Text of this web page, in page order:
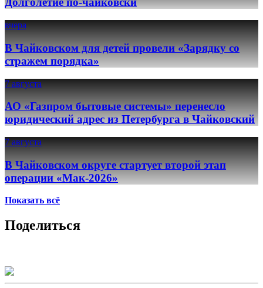
вчера
В Чайковском для детей провели «Зарядку со
стражем порядка»
7 августа
АО «Газпром бытовые системы» перенесло
юридический адрес из Петербурга в Чайковский
7 августа
В Чайковском округе стартует второй этап
операции «Мак-2026»
Показать всё
Поделиться